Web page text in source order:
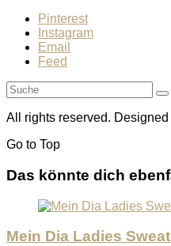
Pinterest
Instagram
Email
Feed
All rights reserved. Designed
Go to Top
Das könnte dich
Mein Dia Ladies